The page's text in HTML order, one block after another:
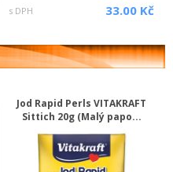
s DPH 33.00 Kč
Jod Rapid Perls VITAKRAFT
Sittich 20g (Malý papo...